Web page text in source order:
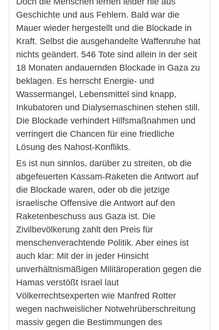
Geschichte und aus Fehlern. Bald war die
Mauer wieder hergestellt und die Blockade in
Kraft. Selbst die ausgehandelte Waffenruhe hat
nichts geändert. 546 Tote sind allein in der seit
18 Monaten andauernden Blockade in Gaza zu
beklagen. Es herrscht Energie- und
Wassermangel, Lebensmittel sind knapp,
Inkubatoren und Dialysemaschinen stehen still.
Die Blockade verhindert Hilfsmaßnahmen und
verringert die Chancen für eine friedliche
Lösung des Nahost-Konflikts.
Es ist nun sinnlos, darüber zu streiten, ob die
abgefeuerten Kassam-Raketen die Antwort auf
die Blockade waren, oder ob die jetzige
israelische Offensive die Antwort auf den
Raketenbeschuss aus Gaza ist. Die
Zivilbevölkerung zahlt den Preis für
menschenverachtende Politik. Aber eines ist
auch klar: Mit der in jeder Hinsicht
unverhältnismäßigen Militäroperation gegen die
Hamas verstößt Israel laut
Völkerrechtsexperten wie Manfred Rotter
wegen nachweislicher Notwehrüberschreitung
massiv gegen die Bestimmungen des